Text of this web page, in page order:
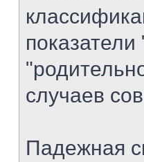
показатели
случаев
Падежная